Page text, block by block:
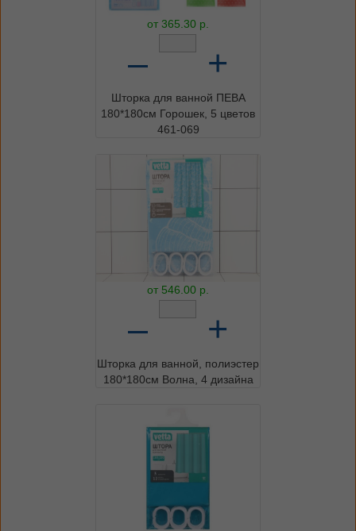
от 365.30 р.
– +
Шторка для ванной ПЕВА
180*180см Горошек, 5 цветов
461-069
от 546.00 р.
– +
Шторка для ванной, полиэстер
180*180см Волна, 4 дизайна